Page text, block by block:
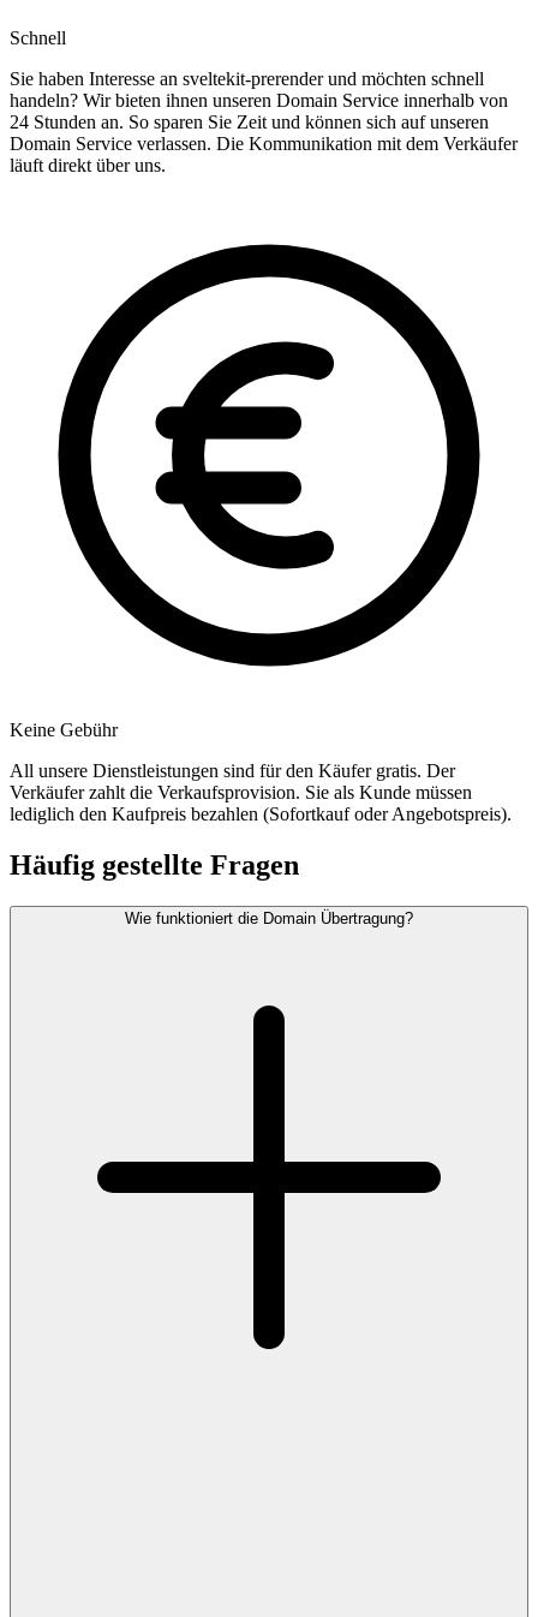
Schnell
Sie haben Interesse an sveltekit-prerender und möchten schnell
handeln? Wir bieten ihnen unseren Domain Service innerhalb von
24 Stunden an. So sparen Sie Zeit und können sich auf unseren
Domain Service verlassen. Die Kommunikation mit dem Verkäufer
läuft direkt über uns.
Keine Gebühr
All unsere Dienstleistungen sind für den Käufer gratis. Der
Verkäufer zahlt die Verkaufsprovision. Sie als Kunde müssen
lediglich den Kaufpreis bezahlen (Sofortkauf oder Angebotspreis).
Häufig gestellte Fragen
Wie funktioniert die Domain Übertragung?